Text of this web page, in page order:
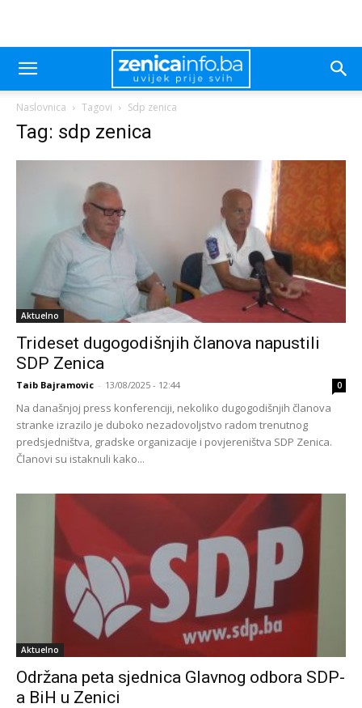
Naslovnica Tagovi Sdp zenica
Tag: sdp zenica
Aktuelno
Trideset dugogodišnjih članova napustili
SDP Zenica
Taib Bajramovic - 13/08/2025 - 12:44 0
Na današnjoj press konferenciji, nekoliko dugogodišnjih članova
stranke izrazilo je duboko nezadovoljstvo radom trenutnog
predsjedništva, gradske organizacije i povjereništva SDP Zenica.
Članovi su istaknuli kako...
Aktuelno
Održana peta sjednica Glavnog odbora SDP-
a BiH u Zenici